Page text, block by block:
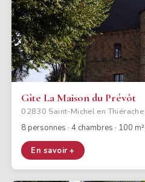
Gîte La Maison du Prévôt
02830 Saint-Michel en Thiérache
8 personnes · 4 chambres · 100 m²
En savoir +